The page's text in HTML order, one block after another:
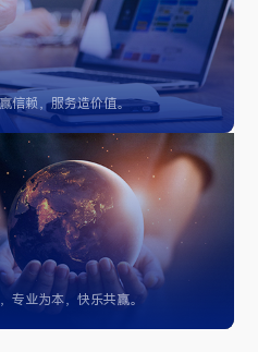
信赖，服务造价值。
专业为本，快乐共赢。